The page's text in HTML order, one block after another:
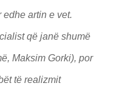
edhe artin e vet.
që janë shumë
Maksim Gorki), por
të realizmit